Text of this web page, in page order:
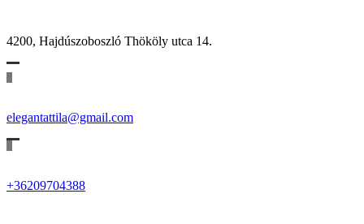
4200, Hajdúszoboszló Thököly utca 14.
elegantattila@gmail.com
+36209704388